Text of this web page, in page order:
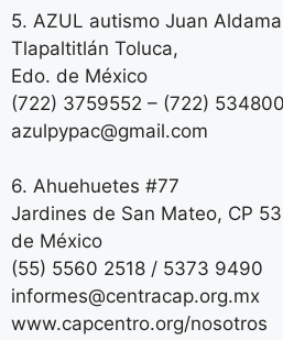
5. AZUL autismo Juan
Tlapaltitlán Toluca,
Edo. de México
(722) 3759552 – (722)
azulpypac@gmail.com
6. Ahuehuetes #77
Jardines de San Mateo, CP
de México
(55) 5560 2518 / 5373 9490
informes@centracap.org.mx
www.capcentro.org/nosotros